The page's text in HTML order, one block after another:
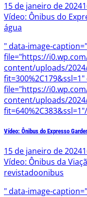
15 de janeiro de 2024
Vídeo: Ônibus do
água
" data-image-
file="https://
content/uploads/
file="https://
content/uploads/
Vídeo: Ônibus do Expresso
15 de janeiro de 2024
Vídeo: Ônibus da
revistadoonibus
" data-image-caption="